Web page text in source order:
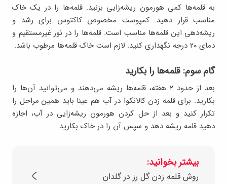
به قلمه‌ها کمی هورمون ریشه‌زایی بزنید. قلمه‌ها را در یک خاک
مناسب قرار دهید. کمپوست مخصوص کاکتوس برای رشد و
ریشه‌دهی این قلمه‌ها مناسب است. قلمه‌ها را در نور غیرمستقیم و
دمای ۲۰ درجه نگهداری کنید. لازم است خاک قلمه‌ها مرطوب باشد.
گام سوم: قلمه‌ها را بکارید
بعد از حدود ۲ هفته، قلمه‌ها ریشه می‌دهند و می‌توانید آن‌ها را
بکارید. برای قلمه زدن کالانکوا در آب هم عینا باید همین مراحل را
تکرار کنید و بعد از حل کردن هورمون ریشه‌زایی در آب، اجازه
دهید قلمه ریشه دهد و سپس آن را در خاک بکارید.
بیشتر بخوانید:
روش قلمه زدن گل رز در گلدان